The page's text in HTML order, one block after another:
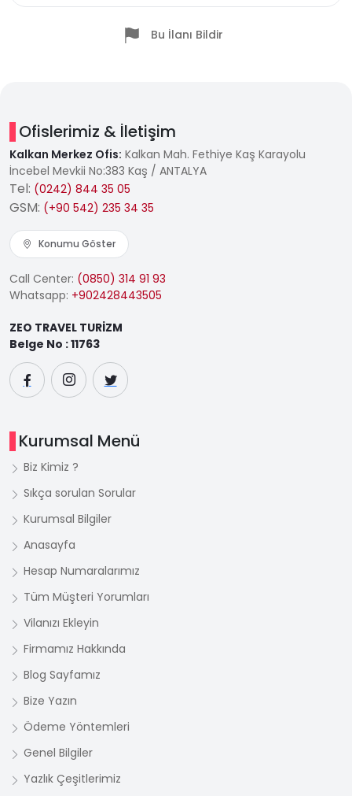
Bu İlanı Bildir
Ofislerimiz & İletişim
Kalkan Merkez Ofis: Kalkan Mah. Fethiye Kaş Karayolu
İncebel Mevkii No:383 Kaş / ANTALYA
Tel: (0242) 844 35 05
GSM: (+90 542) 235 34 35
Konumu Göster
Call Center: (0850) 314 91 93
Whatsapp: +902428443505
ZEO TRAVEL TURİZM
Belge No : 11763
Kurumsal Menü
Biz Kimiz ?
Sıkça sorulan Sorular
Kurumsal Bilgiler
Anasayfa
Hesap Numaralarımız
Tüm Müşteri Yorumları
Vilanızı Ekleyin
Firmamız Hakkında
Blog Sayfamız
Bize Yazın
Ödeme Yöntemleri
Genel Bilgiler
Yazlık Çeşitlerimiz